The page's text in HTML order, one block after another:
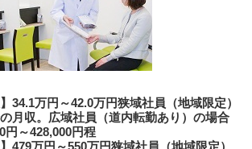
】34.1万円～42.0万円狭域社員（地域限定）
月収。広域社員（道内転勤あり）の場合
円～428,000円程
】479万円～550万円狭域社員（地域限定）